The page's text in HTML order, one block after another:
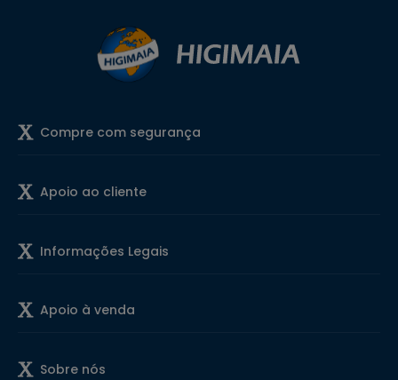
Compre com segurança
Apoio ao cliente
Informações Legais
Apoio à venda
Sobre nós